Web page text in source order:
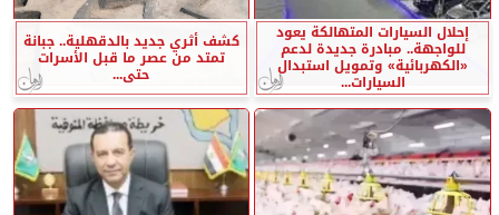
إحلال السيارات المتهالكة يعود
للواجهة.. مبادرة جديدة لدعم
«الكهربائية» وتمويل استبدال
السيارات...
كشف أثري جديد بالدقهلية.. جبانة
تمتد من عصر ما قبل الأسرات
حتى...